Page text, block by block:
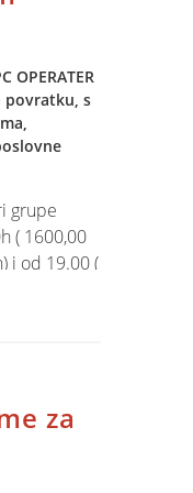
AutoCAD
OPERATER
povratku, s
grupe
( 1600,00
i od 19.00 (
za